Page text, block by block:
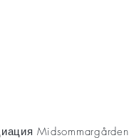
Midsommargården